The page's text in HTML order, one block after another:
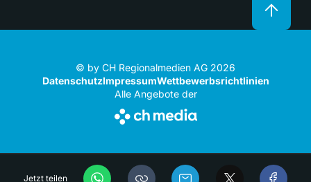
Jetzt teilen
© by CH Regionalmedien AG 2026
DatenschutzImpressumWettbewerbsrichtlinien
Alle Angebote der